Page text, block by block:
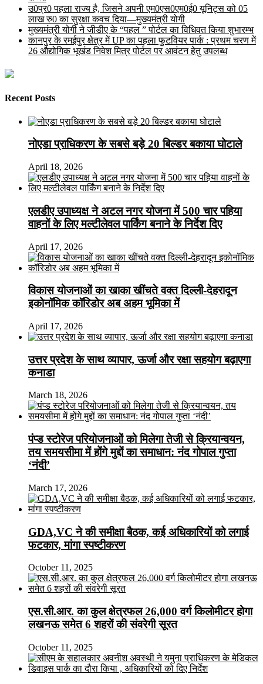
उ0प्र0 पहला राज्य है, जिसने अपनी एम0एस0एम0ई0 यूनिट्स को 05
लाख रु0 का सुरक्षा कवच दिया—मुख्यमंत्री योगी
मुख्यमंत्री योगी ने जीडीए के “पहल ” पोर्टल का विधिवत किया शुभारम्भ
कानपुर के रमईपुर क्षेत्र में UP का पहला फुटवियर पार्क : प्रथम चरण में
26 औद्योगिक भूखंड निवेश मित्र पोर्टल पर आवंटन हेतु उपलब्ध
Recent Posts
नोएडा प्राधिकरण के सबसे बड़े 20 बिल्डर बकाया घोटाले
April 18, 2026
एलडीए उपाध्यक्ष ने अटल नगर योजना में 500 चार पहिया
वाहनों के लिए मल्टीलेवल पार्किंग बनाने के निर्देश दिए
April 17, 2026
विकास योजनाओं का खाका खींचते वक्त दिल्ली-देहरादून
इकोनॉमिक कॉरिडोर अब अहम भूमिका में
April 17, 2026
उत्तर प्रदेश के साथ व्यापार, ऊर्जा और रक्षा सहयोग बढ़ाएगा
कनाडा
March 18, 2026
पंप्ड स्टोरेज परियोजनाओं को मिलेगा तेजी से क्रियान्वयन,
तय समयसीमा में होंगे मुद्दों का समाधान: नंद गोपाल गुप्ता
‘नंदी’
March 17, 2026
GDA,VC ने की समीक्षा बैठक, कई अधिकारियों को लगाई
फटकार, मांगा स्पष्टीकरण
October 11, 2025
एस.सी.आर. का कुल क्षेत्रफल 26,000 वर्ग किलोमीटर होगा
लखनऊ समेत 6 शहरों की संवरेगी सूरत
October 11, 2025